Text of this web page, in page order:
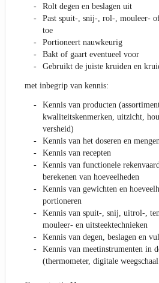
Rolt degen en beslagen uit
Past spuit-, snij-, rol-, mouleer-
toe
Portioneert nauwkeurig
Bakt of gaart eventueel voor
Gebruikt de juiste kruiden en
met inbegrip van kennis:
Kennis van producten
kwaliteitskenmerken, uitzicht,
versheid)
Kennis van het doseren en
Kennis van recepten
Kennis van functionele
berekenen van hoeveelheden
Kennis van gewichten en
portioneren
Kennis van spuit-, snij, uitrol-,
mouleer- en uitsteektechnieken
Kennis van degen, beslagen en
Kennis van meetinstrumenten in
(thermometer, digitale